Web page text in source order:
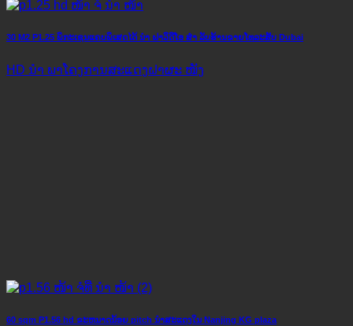
30 M2 P1.25 ພິກະເຊນແຄບພິເສດໄດ້ ນຳ ຝາວິດີໂອ ສຳ ລັບຮ້ານຂາຍໂທລະສັບ Dubai
HD ນຳ ພາໂຄງການສະແດງຝາຜະ ໜັງ
60 sqm P1.56 hd ຂະຫນາດນ້ອຍ pitch ນໍາສະແດງໃນ Nanjing KG plaza